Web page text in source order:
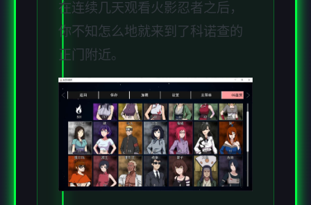
在连续几天观看火影忍者之后，
你不知怎么地就来到了科诺查的
正门附近。